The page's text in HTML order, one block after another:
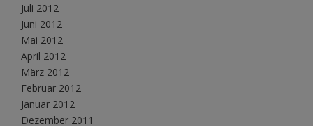
Juli 2012
Juni 2012
Mai 2012
April 2012
März 2012
Februar 2012
Januar 2012
Dezember 2011